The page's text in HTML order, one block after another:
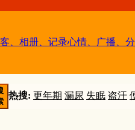
、相册、记录心情、广播、
热搜: 更年期 漏尿 失眠 盗汗